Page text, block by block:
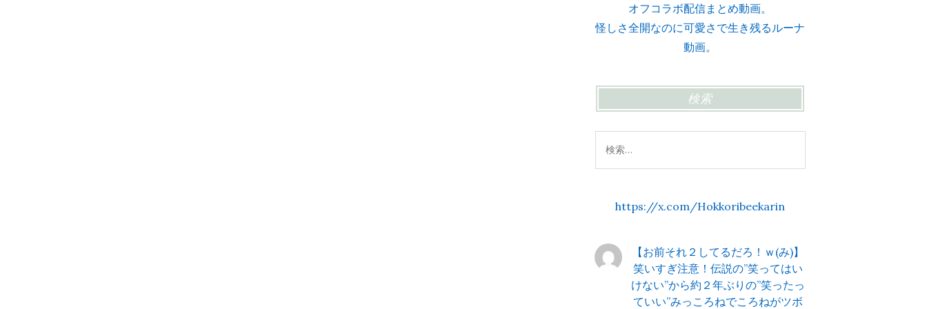
オフコラボ配信まとめ動画。
怪しさ全開なのに可愛さで生き残るルーナ
動画。
検索
索:
https://x.com/Hokkoribeekarin
【お前それ２してるだろ！ｗ(み)】
笑いすぎ注意！伝説の”笑ってはい
けない”から約２年ぶりの”笑ったっ
ていい”みっころねでころねがツボ